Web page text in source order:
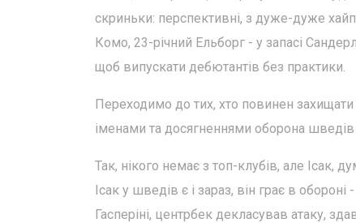
скриньки: перспективні, з дуже-дуже
Комо, 23-річний Ельборг - у запасі
щоб випускати дебютантів без практики.
Переходимо до тих, хто повинен
іменами та досягненнями оборона
Так, нікого немає з топ-клубів, але Ісак,
Ісак у шведів є і зараз, він грає в
Гасперіні, центрбек декласував атаку,